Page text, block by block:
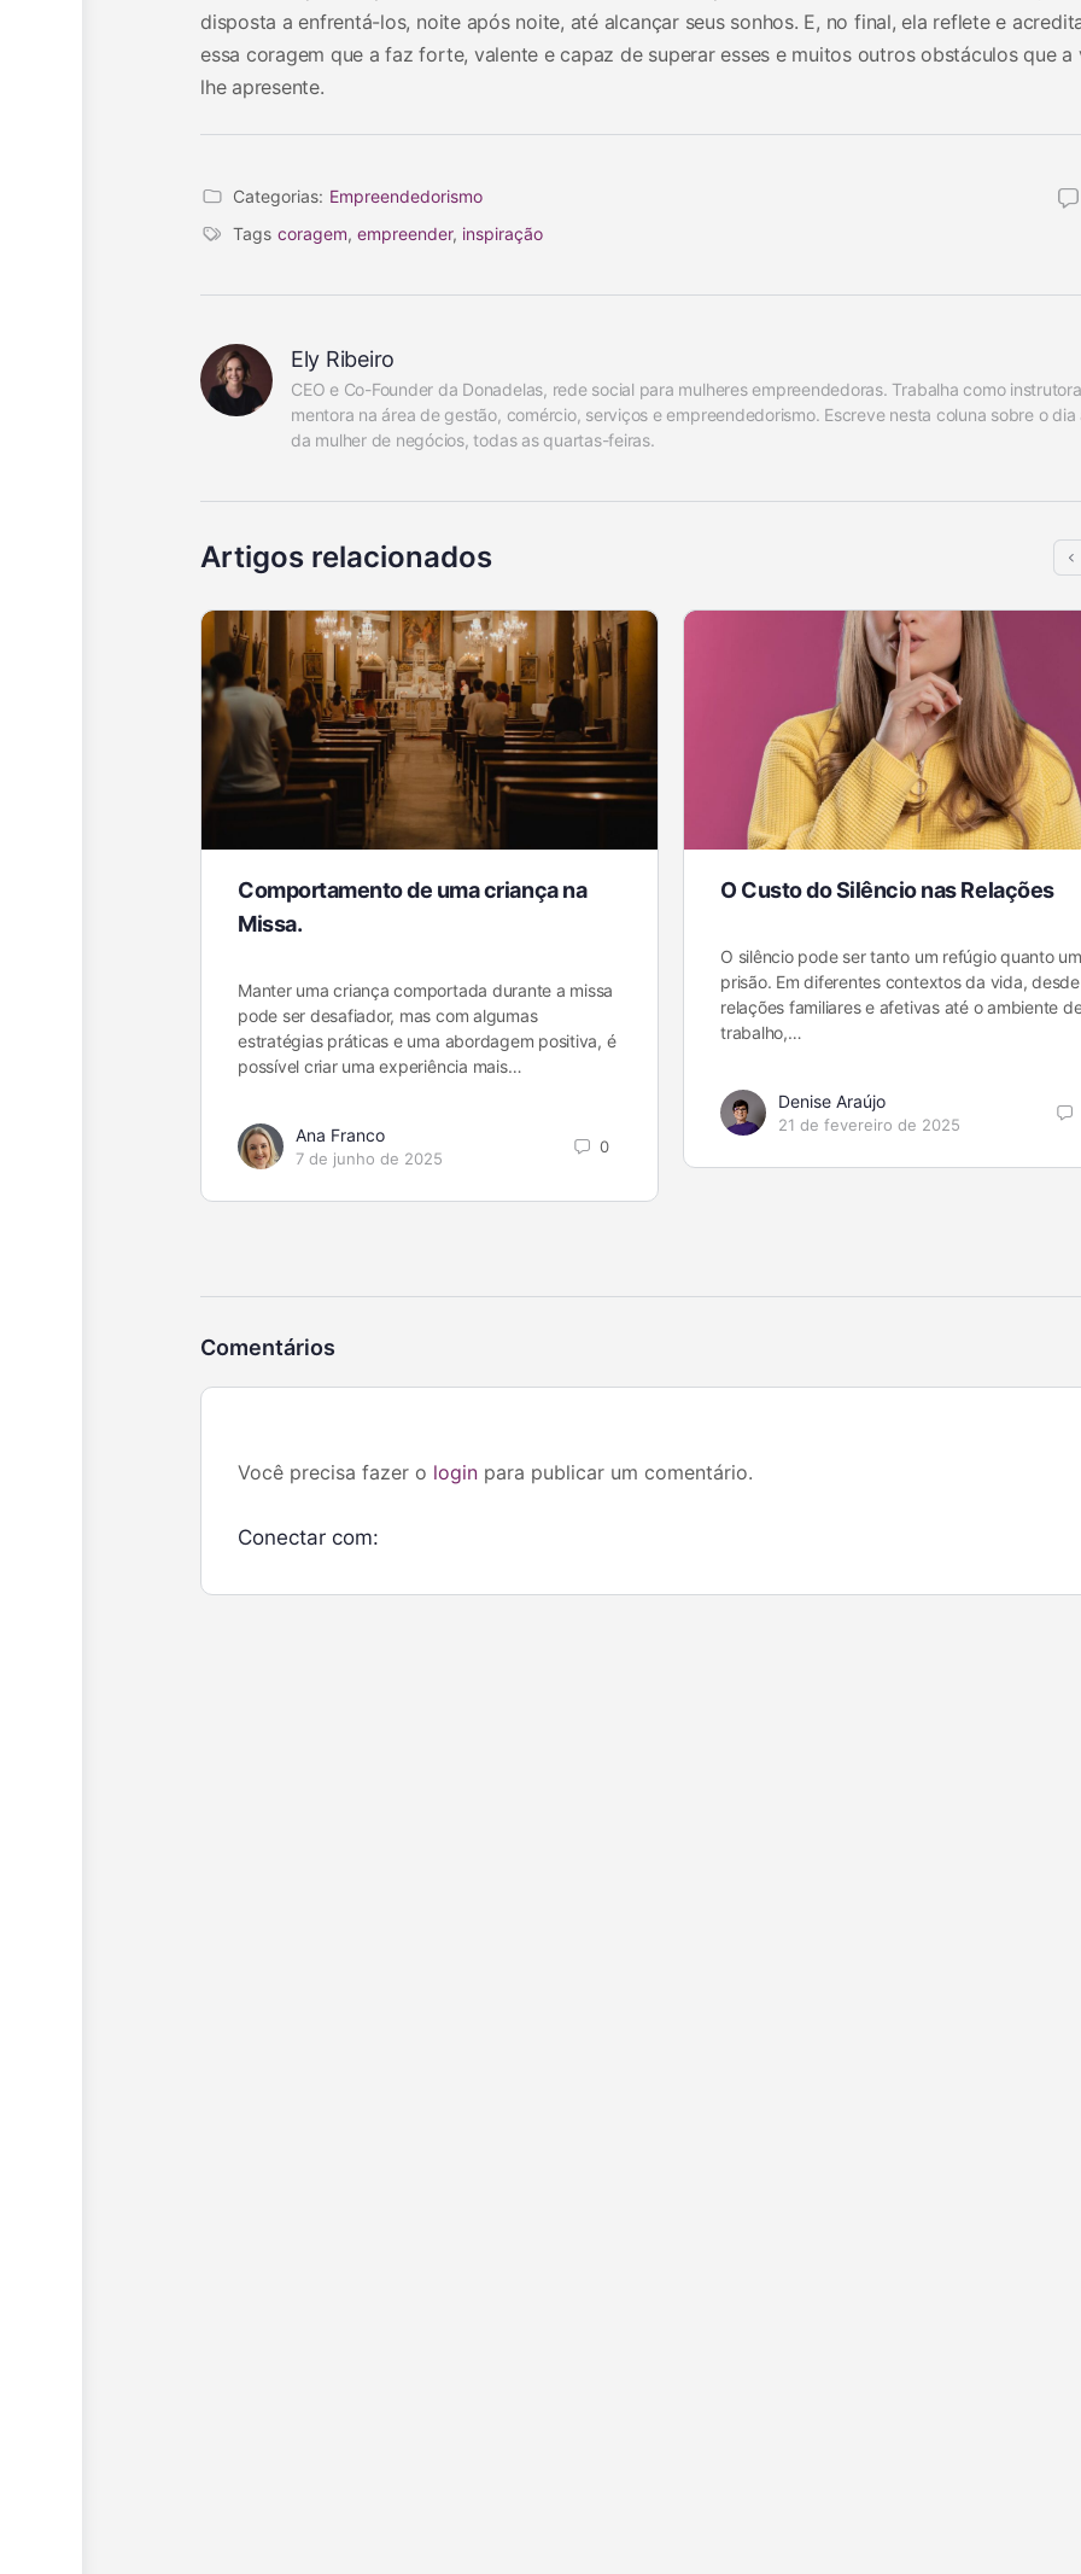
disposta a enfrentá-los, noite após noite, até alcançar seus sonhos. E, no final, ela reflete e
essa coragem que a faz forte, valente e capaz de superar esses e muitos outros obstáculos que a
lhe apresente.
Categorias: Empreendedorismo
Tags coragem, empreender, inspiração
Ely Ribeiro
CEO e Co-Founder da Donadelas, rede social para mulheres empreendedoras. Trabalha como
mentora na área de gestão, comércio, serviços e empreendedorismo. Escreve nesta coluna sobre o dia
da mulher de negócios, todas as quartas-feiras.
Artigos relacionados
Comportamento de uma criança na
Missa.
Manter uma criança comportada durante a missa
pode ser desafiador, mas com algumas
estratégias práticas e uma abordagem positiva, é
possível criar uma experiência mais…
Ana Franco
7 de junho de 2025
0
O Custo do Silêncio nas Relações
O silêncio pode ser tanto um refúgio quanto
prisão. Em diferentes contextos da vida, desde
relações familiares e afetivas até o ambiente
trabalho,…
Denise Araújo
21 de fevereiro de 2025
Comentários
Você precisa fazer o login para publicar um comentário.
Conectar com: